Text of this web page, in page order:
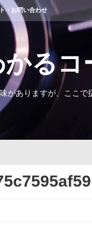
・お問い合わせ
かるコ
がありますが、ここで